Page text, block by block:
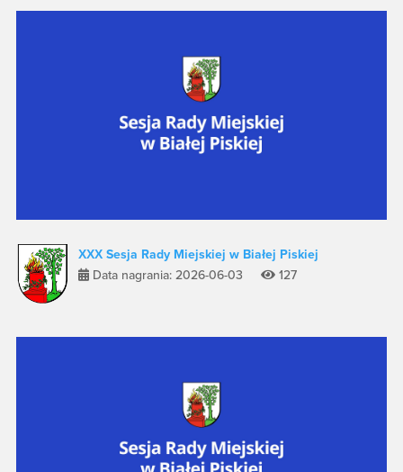
XXX Sesja Rady Miejskiej w Białej Piskiej
Data nagrania: 2026-06-03
127